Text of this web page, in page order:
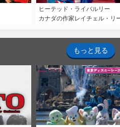
ヒーテッド・ライバルリー
カナダの作家レイチェル・リ
もっと見る